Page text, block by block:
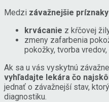
Medzi závažnejšie príznaky
krvácanie z kŕčovej
zmeny zafarbenia
pokožky, tvorba vredov,
Ak sa u vás vyskytnú
vyhľadajte lekára čo
jednať o závažnejší stav,
diagnostiku.